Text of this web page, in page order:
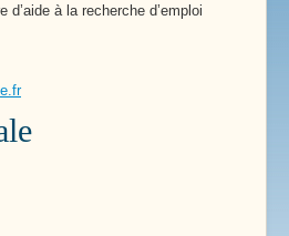
à la recherche d’emploi